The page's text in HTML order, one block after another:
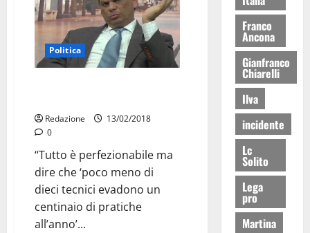
Politica
Redazione
13/02/2018
0
“Tutto è perfezionabile ma
dire che ‘poco meno di
dieci tecnici evadono un
centinaio di pratiche
all’anno’...
Franco
Ancona
Gianfranco
Chiarelli
Ilva
incidente
Lc
Solito
Lega
pro
Martina